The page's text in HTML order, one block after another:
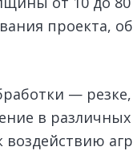
проекта,
— резке,
в различных